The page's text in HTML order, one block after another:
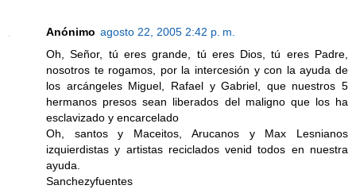
Anónimo agosto 22, 2005 2:42 p. m.
Oh, Señor, tú eres grande, tú eres Dios, tú eres Padre,
nosotros te rogamos, por la intercesión y con la ayuda de
los arcángeles Miguel, Rafael y Gabriel, que nuestros 5
hermanos presos sean liberados del maligno que los ha
esclavizado y encarcelado
Oh, santos y Maceitos, Arucanos y Max Lesnianos
izquierdistas y artistas reciclados venid todos en nuestra
ayuda.
Sanchezyfuentes